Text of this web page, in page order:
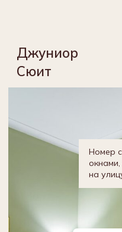
Номера О нас Рестораны
Программа лояльности
*мета – запрещенная в России организация